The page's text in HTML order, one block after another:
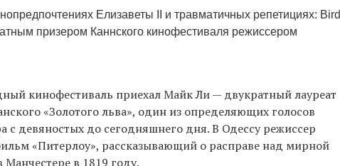
Елизаветы II и травматичных репетициях: Bird
призером Каннского кинофестиваля режиссером
кинофестиваль приехал Майк Ли — двукратный лауреат
«Золотого льва», один из определяющих голосов
с девяностых до сегодняшнего дня. В Одессу режиссер
«Питерлоу», рассказывающий о расправе над мирной
в 1819 году.